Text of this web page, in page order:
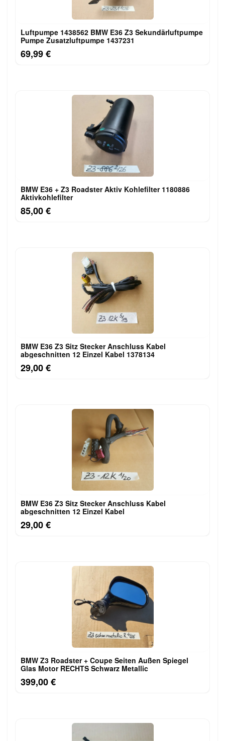
Luftpumpe 1438562 BMW E36 Z3 Sekundärluftpumpe
Pumpe Zusatzluftpumpe 1437231
69,99 €
BMW E36 + Z3 Roadster Aktiv Kohlefilter 1180886
Aktivkohlefilter
85,00 €
BMW E36 Z3 Sitz Stecker Anschluss Kabel
abgeschnitten 12 Einzel Kabel 1378134
29,00 €
BMW E36 Z3 Sitz Stecker Anschluss Kabel
abgeschnitten 12 Einzel Kabel
29,00 €
BMW Z3 Roadster + Coupe Seiten Außen Spiegel
Glas Motor RECHTS Schwarz Metallic
399,00 €